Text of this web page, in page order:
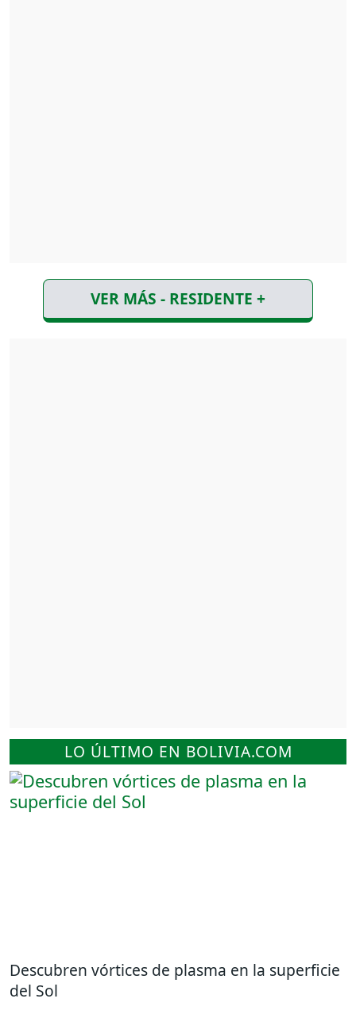
VER MÁS - RESIDENTE +
LO ÚLTIMO EN BOLIVIA.COM
Descubren vórtices de plasma en la superficie
del Sol